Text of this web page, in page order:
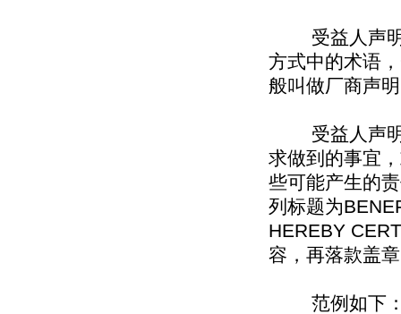
受益人声明
方式中的术语
般叫做厂商声
受益人声明
求做到的事宜
些可能产生的
列标题为
HEREBY
容，再落款盖
范例如下